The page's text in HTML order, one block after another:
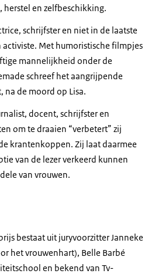
herstel en zelfbeschikking.
schrijfster en niet in de laatste
Met humoristische filmpjes
mannelijkheid onder de
schreef het aangrijpende
de moord op Lisa.
docent, schrijfster en
om te draaien “verbetert” zij
krantenkoppen. Zij laat daarmee
van de lezer verkeerd kunnen
van vrouwen.
bestaat uit juryvoorzitter Janneke
het vrouwenhart), Belle Barbé
en bekend van Tv-